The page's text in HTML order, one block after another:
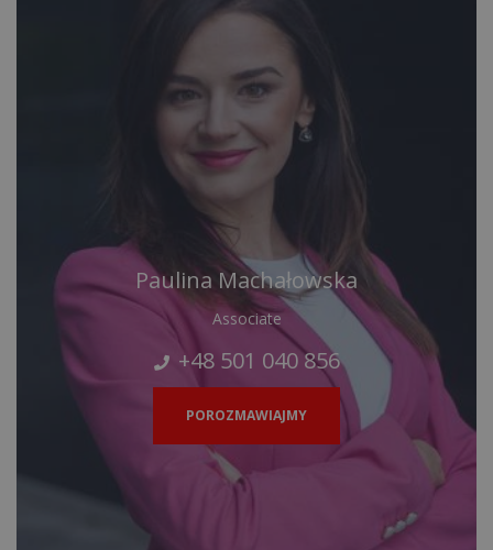
Paulina Machałowska
Associate
+48 501 040 856
POROZMAWIAJMY